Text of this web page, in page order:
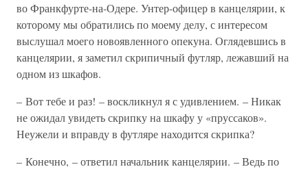
во Франкфурте-на-Одере. Унтер-офицер в канцелярии, к
которому мы обратились по моему делу, с интересом
выслушал моего новоявленного опекуна. Оглядевшись в
канцелярии, я заметил скрипичный футляр, лежавший на
одном из шкафов.
– Вот тебе и раз! – воскликнул я с удивлением. – Никак
не ожидал увидеть скрипку на шкафу у «пруссаков».
Неужели и вправду в футляре находится скрипка?
– Конечно, – ответил начальник канцелярии. – Ведь по